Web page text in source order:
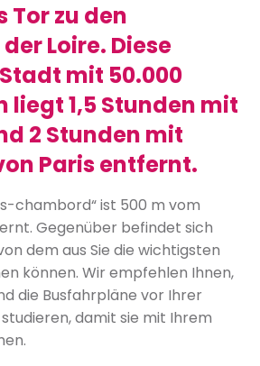
Tor zu den
Loire. Diese
mit 50.000
liegt 1,5 Stunden mit
2 Stunden mit
Paris entfernt.
chambord“ ist 500 m vom
Gegenüber befindet sich
dem aus Sie die wichtigsten
können. Wir empfehlen Ihnen,
die Busfahrpläne vor Ihrer
damit sie mit Ihrem